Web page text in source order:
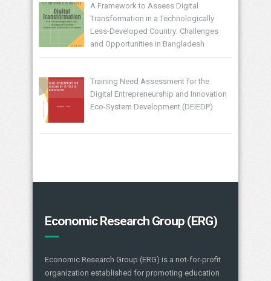
A Framework to Assess Digital
Transformation in a Technologically
Less-Developed Country: Challenges
and Opportunities in Bangladesh
Training Need Assessment for the
Digital Entrepreneurship and Innovation
Eco-System Development (DEIEDP)
Economic Research Group (ERG)
Economic Research Group (ERG) is a not-for-profit
organization established for promoting education